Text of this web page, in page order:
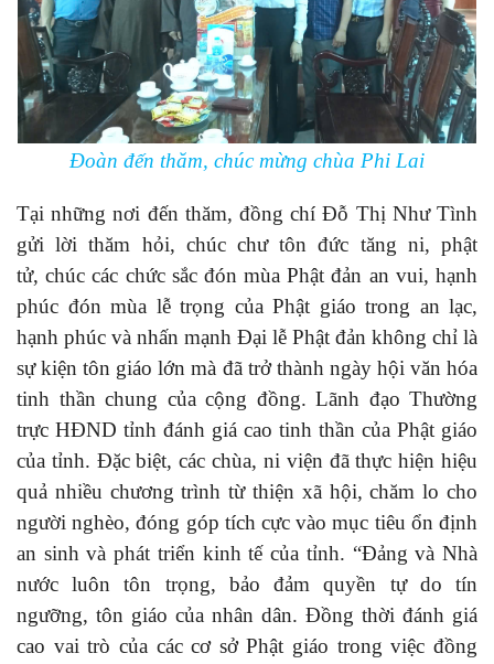
Đoàn đến thăm, chúc mừng chùa Phi Lai
Tại những nơi đến thăm, đồng chí Đỗ Thị Như Tình
gửi lời thăm hỏi, chúc chư tôn đức tăng ni, phật
tử, chúc các chức sắc đón mùa Phật đản an vui, hạnh
phúc đón mùa lễ trọng của Phật giáo trong an lạc,
hạnh phúc và nhấn mạnh Đại lễ Phật đản không chỉ là
sự kiện tôn giáo lớn mà đã trở thành ngày hội văn hóa
tinh thần chung của cộng đồng. Lãnh đạo Thường
trực HĐND tỉnh đánh giá cao tinh thần của Phật giáo
của tỉnh. Đặc biệt, các chùa, ni viện đã thực hiện hiệu
quả nhiều chương trình từ thiện xã hội, chăm lo cho
người nghèo, đóng góp tích cực vào mục tiêu ổn định
an sinh và phát triển kinh tế của tỉnh. “Đảng và Nhà
nước luôn tôn trọng, bảo đảm quyền tự do tín
ngưỡng, tôn giáo của nhân dân. Đồng thời đánh giá
cao vai trò của các cơ sở Phật giáo trong việc đồng